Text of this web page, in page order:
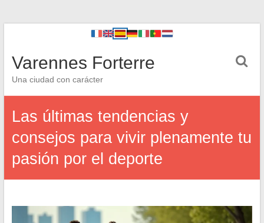
Varennes Forterre
Una ciudad con carácter
Las últimas tendencias y
consejos para vivir plenamente tu
pasión por el deporte